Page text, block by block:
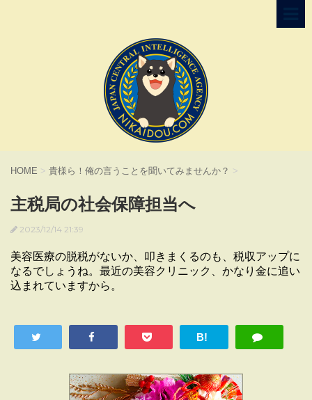
HOME > 貴様ら！俺の言うことを聞いてみませんか？ >
主税局の社会保障担当へ
2023/12/14 21:39
美容医療の脱税がないか、叩きまくるのも、税収アップに
なるでしょうね。最近の美容クリニック、かなり金に追い
込まれていますから。
B!